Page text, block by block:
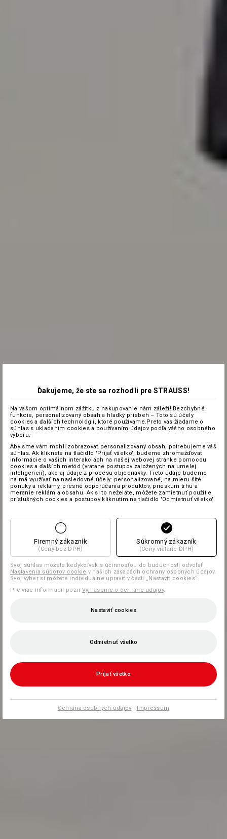
Ďakujeme, že ste sa rozhodli pre STRAUSS!
Na vašom optimálnom zážitku z nakupovanie nám záleží! Bezchybné
funkcie, personalizovaný obsah a hladký priebeh – Toto sú účely
cookies a ďalších technológií, ktoré používame.Preto vás žiadame o
súhlas s ukladaním cookies a používaním údajov podľa vášho osobného
výberu.
Aby sme vám mohli zobrazovať personalizovaný obsah, potrebujeme váš
súhlas. Ak kliknete na tlačidlo 'Prijať všetko', budeme zhromažďovať
informácie o vašich interakciách na našej webovej stránke pomocou
cookies a ďalších metód (vrátane postupov založených na umelej
inteligencii), ako aj údaje z procesu objednávky. Tieto údaje budeme
najmä využívať na nasledovné účely: personalizované, na mieru šité
ponuky a reklamy, presné odporúčania produktov, prieskum trhu a
meranie reklám a obsahu. Ak si to neželáte, môžete zamietnuť použitie
príslušných cookies a postupov kliknutím na tlačidlo 'Odmietnuť všetko'.
Firemný zákazník
(Ceny bez DPH)
Súkromný zákazník
(Ceny vrátane DPH)
Svoj súhlas môžete kedykoľvek s účinnosťou do budúcnosti odvolať
Nastavenia súborov cookie v našich zásadách ochrany osobných údajov.
Svoj výber si môžete individuálne upraviť v časti „Nastaviť cookies“.
Pre viac informácií pozri Vyhlásenie o ochrane údajov.
Nastaviť cookies
Odmietnuť všetko
Prijať všetko
Ochrana osobných údajov | Impressum